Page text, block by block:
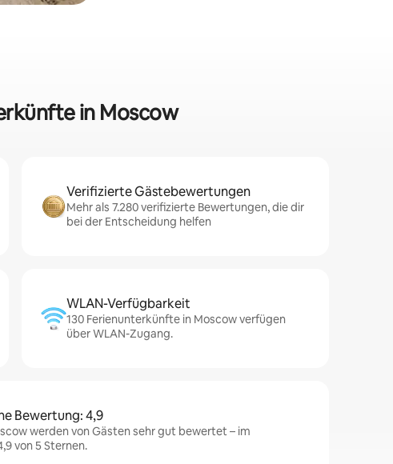
in Moscow
Verifizierte Gästebewertungen
Mehr als 7.280 verifizierte Bewertungen, die dir
bei der Entscheidung helfen
WLAN-Verfügbarkeit
130 Ferienunterkünfte in Moscow verfügen
über WLAN-Zugang.
Bewertung: 4,9
werden von Gästen sehr gut bewertet – im
von 5 Sternen.